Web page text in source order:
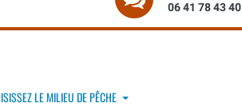
06 41 78 43 40
LE MILIEU DE PÊCHE